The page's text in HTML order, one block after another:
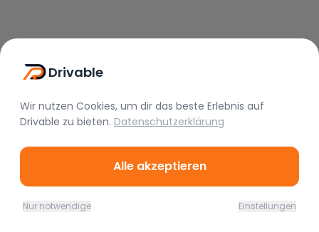
BMW
Porsche
Lamborghini
Ferrari
McLaren
Tesla
Range Rover
Bentley
Rolls Royce
Lotus
Corvette
Drivable
Wir nutzen Cookies, um dir das beste Erlebnis auf
Drivable zu bieten. Datenschutzerklärung
Alle akzeptieren
Nur notwendige Einstellungen